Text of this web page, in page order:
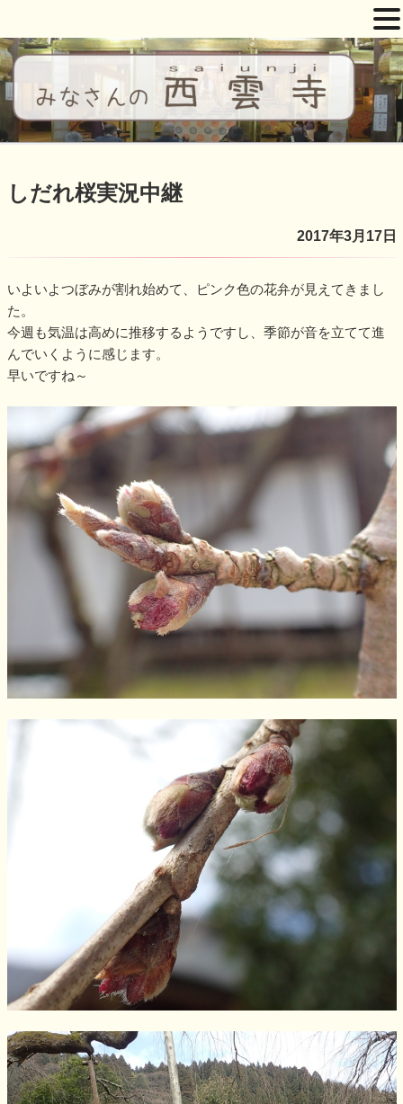
コ
ン
テ
ツ
キ
西雲寺
しだれ桜となんまんだぶつ
しだれ桜実況中継
2017年3月17日
いよいよつぼみが割れ始めて、ピンク色の花弁が見えてきまし
た。
今週も気温は高めに推移するようですし、季節が音を立てて進
んでいくように感じます。
早いですね～